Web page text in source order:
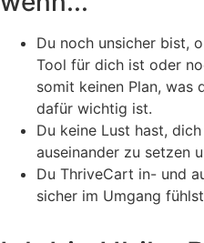
Du noch unsicher bist,
Tool für dich ist oder
somit keinen Plan, was
dafür wichtig ist.
Du keine Lust hast,
auseinander zu setzen
Du ThriveCart in- und
sicher im Umgang